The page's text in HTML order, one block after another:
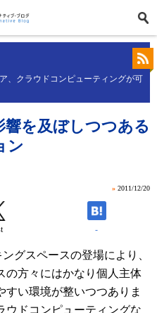
、クラウドコンピューティングが可
を及ぼしつつある
ン
» 2011/12/20
-
グスペースの登場により、
の方々にはかなり個人主体
い環境が整いつつありま
ウドコンピューティングな